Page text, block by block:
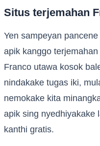
Situs terjemahan
Yen sampeyan
apik kanggo
Franco utawa kosok
nindakake tugas iki,
nemokake kita
apik sing nyedhiyakake
kanthi gratis.